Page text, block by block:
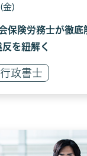
)
保険労務士が徹
を紐解く
行政書士